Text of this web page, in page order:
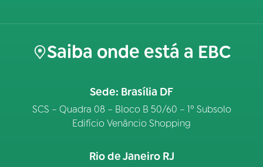
Saiba onde está a EBC
Sede: Brasília DF
SCS – Quadra 08 – Bloco B 50/60 – 1º Subsolo
Edifício Venâncio Shopping
Rio de Janeiro RJ